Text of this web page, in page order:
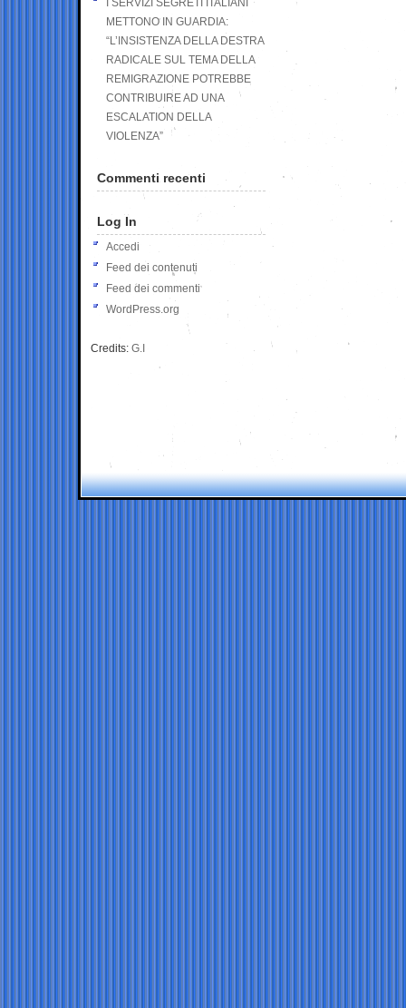
I SERVIZI SEGRETI ITALIANI
METTONO IN GUARDIA:
“L’INSISTENZA DELLA DESTRA
RADICALE SUL TEMA DELLA
REMIGRAZIONE POTREBBE
CONTRIBUIRE AD UNA
ESCALATION DELLA
VIOLENZA”
Commenti recenti
Log In
Accedi
Feed dei contenuti
Feed dei commenti
WordPress.org
Credits: G.I